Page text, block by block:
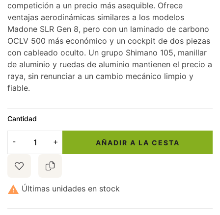
competición a un precio más asequible. Ofrece
ventajas aerodinámicas similares a los modelos
Madone SLR Gen 8, pero con un laminado de carbono
OCLV 500 más económico y un cockpit de dos piezas
con cableado oculto. Un grupo Shimano 105, manillar
de aluminio y ruedas de aluminio mantienen el precio a
raya, sin renunciar a un cambio mecánico limpio y
fiable.
Cantidad
AÑADIR A LA CESTA
 Últimas unidades en stock